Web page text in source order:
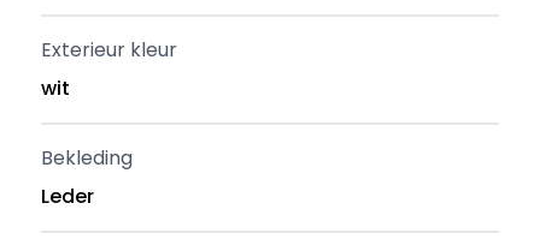
Exterieur kleur
wit
Bekleding
Leder